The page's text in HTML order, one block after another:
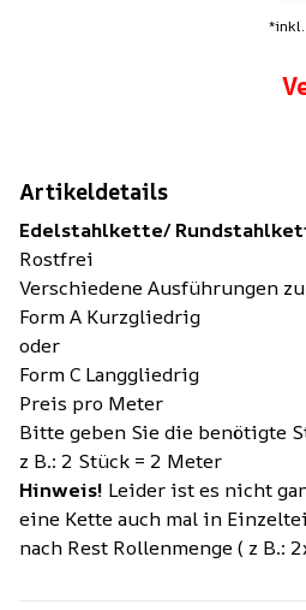
*inkl.
Artikeldetails
Edelstahlkette/
Rostfrei
Verschiedene Ausführungen
Form A Kurzgliedrig
oder
Form C Langgliedrig
Preis pro Meter
Bitte geben Sie die benötigte
z B.: 2 Stück = 2 Meter
Hinweis! Leider ist es nicht
eine Kette auch mal in
nach Rest Rollenmenge ( z B.: